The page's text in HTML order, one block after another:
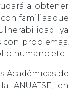
a obtener
familias que
ya
con problemas,
humano etc.
Académicas de
ANUATSE, en